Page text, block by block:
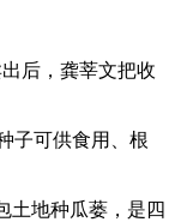
后，龚莘文把收
子可供食用、根
土地种瓜蒌，是四